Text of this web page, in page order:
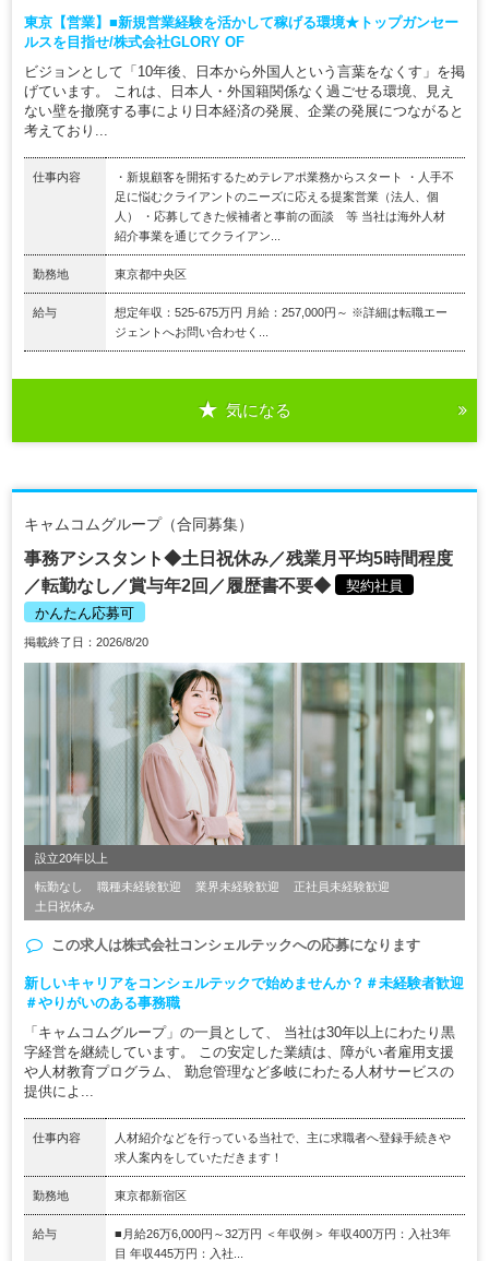
東京【営業】■新規営業経験を活かして稼げる環境★トップガンセー
ルスを目指せ/株式会社GLORY OF
ビジョンとして「10年後、日本から外国人という言葉をなくす」を掲
げています。 これは、日本人・外国籍関係なく過ごせる環境、見え
ない壁を撤廃する事により日本経済の発展、企業の発展につながると
考えており...
仕事内容
・新規顧客を開拓するためテレアポ業務からスタート ・人手不
足に悩むクライアントのニーズに応える提案営業（法人、個
人） ・応募してきた候補者と事前の面談 等 当社は海外人材
紹介事業を通じてクライアン...
勤務地 東京都中央区
給与
想定年収：525-675万円 月給：257,000円～ ※詳細は転職エー
ジェントへお問い合わせく...
気になる
キャムコムグループ（合同募集）
事務アシスタント◆土日祝休み／残業月平均5時間程度
／転勤なし／賞与年2回／履歴書不要◆
契約社員
かんたん応募可
掲載終了日：2026/8/20
設立20年以上
転勤なし 職種未経験歓迎 業界未経験歓迎
正社員未経験歓迎
土日祝休み
この求人は株式会社コンシェルテックへの応募になります
新しいキャリアをコンシェルテックで始めませんか？＃未経験者歓迎
＃やりがいのある事務職
「キャムコムグループ」の一員として、 当社は30年以上にわたり黒
字経営を継続しています。 この安定した業績は、障がい者雇用支援
や人材教育プログラム、 勤怠管理など多岐にわたる人材サービスの
提供によ...
仕事内容
人材紹介などを行っている当社で、主に求職者へ登録手続きや
求人案内をしていただきます！
勤務地 東京都新宿区
給与
■月給26万6,000円～32万円 ＜年収例＞ 年収400万円：入社3年
目 年収445万円：入社...